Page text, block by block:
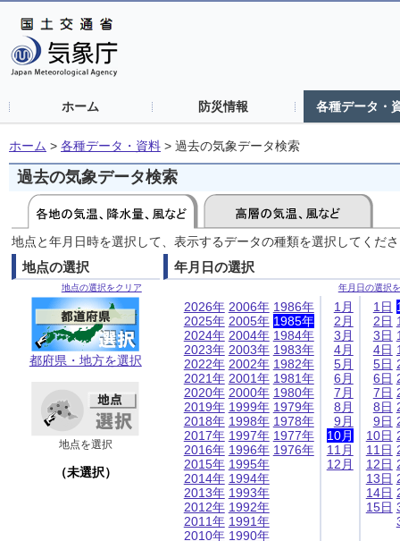
ホーム 防災情報 各種データ・
ホーム > 各種データ・資料 > 過去の気象データ検索
過去の気象データ検索
地点と年月日時を選択して、表示するデータの種類を選択してくだ
地点の選択
地点の選択をクリア
都府県・地方を選択
地点を選択
（未選択）
年月日の選択
年月日の選択
2026年
2025年
2024年
2023年
2022年
2021年
2020年
2019年
2018年
2017年
2016年
2015年
2014年
2013年
2012年
2011年
2010年
2006年
2005年
2004年
2003年
2002年
2001年
2000年
1999年
1998年
1997年
1996年
1995年
1994年
1993年
1992年
1991年
1990年
1986年
1985年
1984年
1983年
1982年
1981年
1980年
1979年
1978年
1977年
1976年
1月
2月
3月
4月
5月
6月
7月
8月
9月
10月
11月
12月
1日
2日
3日
4日
5日
6日
7日
8日
9日
10日
11日
12日
13日
14日
15日